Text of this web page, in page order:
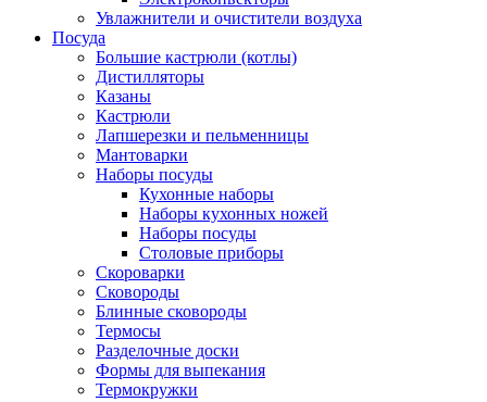
Увлажнители и очистители воздуха
Посуда
Большие кастрюли (котлы)
Дистилляторы
Казаны
Кастрюли
Лапшерезки и пельменницы
Мантоварки
Наборы посуды
Кухонные наборы
Наборы кухонных ножей
Наборы посуды
Столовые приборы
Скороварки
Сковороды
Блинные сковороды
Термосы
Разделочные доски
Формы для выпекания
Термокружки